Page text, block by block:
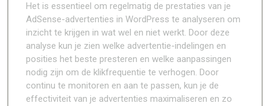
Het is essentieel om regelmatig de prestaties van je
AdSense-advertenties in WordPress te analyseren om
inzicht te krijgen in wat wel en niet werkt. Door deze
analyse kun je zien welke advertentie-indelingen en
posities het beste presteren en welke aanpassingen
nodig zijn om de klikfrequentie te verhogen. Door
continu te monitoren en aan te passen, kun je de
effectiviteit van je advertenties maximaliseren en zo